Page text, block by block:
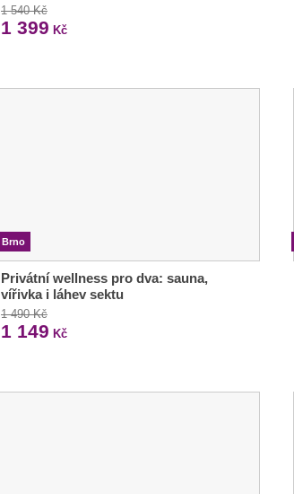
1 540 Kč
1 399 Kč
Brno
Privátní wellness pro dva: sauna,
vířivka i láhev sektu
1 490 Kč
1 149 Kč